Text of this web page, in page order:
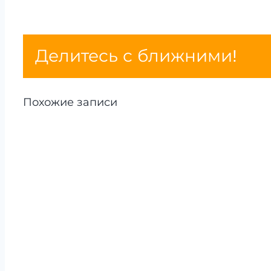
Делитесь с ближними!
Похожие записи